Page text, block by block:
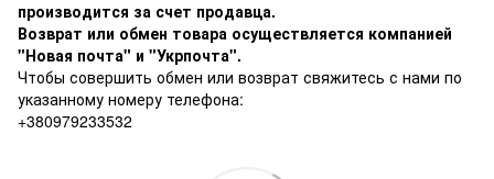
производится за счет продавца.
Возврат или обмен товара осуществляется компанией
"Новая почта" и "Укрпочта".
Чтобы совершить обмен или возврат свяжитесь с нами по
указанному номеру телефона:
+380979233532